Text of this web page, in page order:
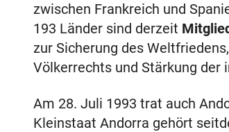
zwischen Frankreich und
193 Länder sind derzeit
zur Sicherung des
Völkerrechts und Stärkung
Am 28. Juli 1993 trat auch
Kleinstaat Andorra gehört